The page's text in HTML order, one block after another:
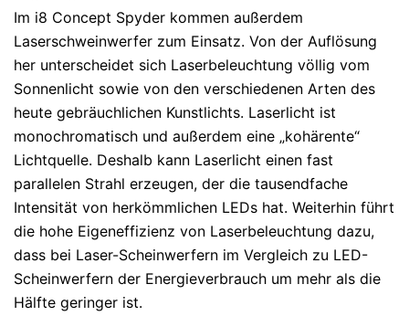
Im i8 Concept Spyder kommen außerdem
Laserschweinwerfer zum Einsatz. Von der Auflösung
her unterscheidet sich Laserbeleuchtung völlig vom
Sonnenlicht sowie von den verschiedenen Arten des
heute gebräuchlichen Kunstlichts. Laserlicht ist
monochromatisch und außerdem eine „kohärente“
Lichtquelle. Deshalb kann Laserlicht einen fast
parallelen Strahl erzeugen, der die tausendfache
Intensität von herkömmlichen LEDs hat. Weiterhin führt
die hohe Eigeneffizienz von Laserbeleuchtung dazu,
dass bei Laser-Scheinwerfern im Vergleich zu LED-
Scheinwerfern der Energieverbrauch um mehr als die
Hälfte geringer ist.